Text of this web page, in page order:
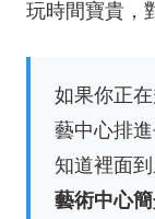
玩時間寶貴，
如果你正
藝中心排
知道裡面
藝術中心